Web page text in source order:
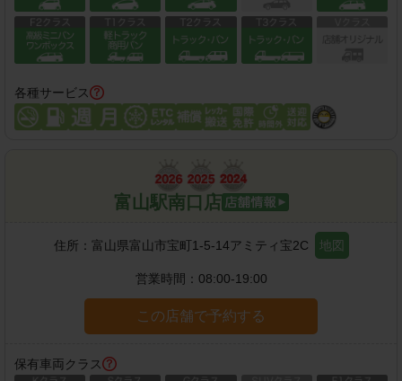
各種サービス
富山駅南口店
住所： 富山県富山市宝町1-5-14アミティ宝2C 地図
営業時間： 08:00-19:00
この店舗で予約する
保有車両クラス